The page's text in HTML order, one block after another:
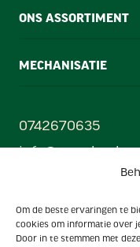
Om de beste ervaringen te
cookies om informatie over
Door in te stemmen met
ONS ASSORTIMENT
MECHANISATIE
0742670635
Oonksweg 35, 7622
Hanzestraat 33, 7622